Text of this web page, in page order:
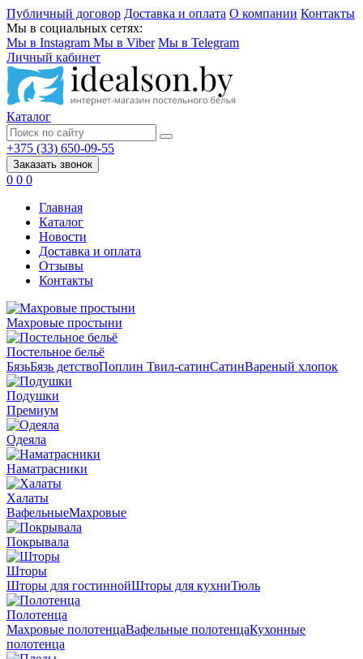
Публичный договор Доставка и оплата О компании Контакты
Мы в социальных сетях:
Мы в Instagram Мы в Viber Мы в Telegram
Личный кабинет
Каталог
+375 (33) 650-09-55
Заказать звонок
0 0 0
Главная
Каталог
Новости
Доставка и оплата
Отзывы
Контакты
Махровые простыни
Постельное бельё
БязьБязь детствоПоплин Твил-сатинСатинВареный хлопок
Подушки
Премиум
Одеяла
Наматрасники
Халаты
ВафельныеМахровые
Покрывала
Шторы
Шторы для гостиннойШторы для кухниТюль
Полотенца
Махровые полотенцаВафельные полотенцаКухонные
полотенца